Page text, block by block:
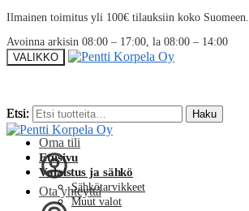
Ilmainen toimitus yli 100€ tilauksiin koko Suomeen.
Avoinna arkisin 08:00 – 17:00, la 08:00 – 14:00
VALIKKO
Etsi: Haku
Oma tili
Ota yhteyttä
Etsi: Haku
Etusivu
Valaistus ja sähkö
Sähkötarvikkeet
Muut valot